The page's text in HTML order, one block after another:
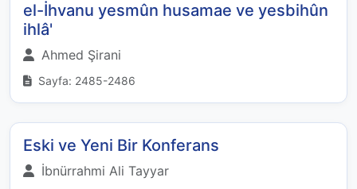
el-İhvanu yesmûn husamae ve yesbihûn
ihlâ'
Ahmed Şirani
Sayfa: 2485-2486
Eski ve Yeni Bir Konferans
İbnürrahmi Ali Tayyar